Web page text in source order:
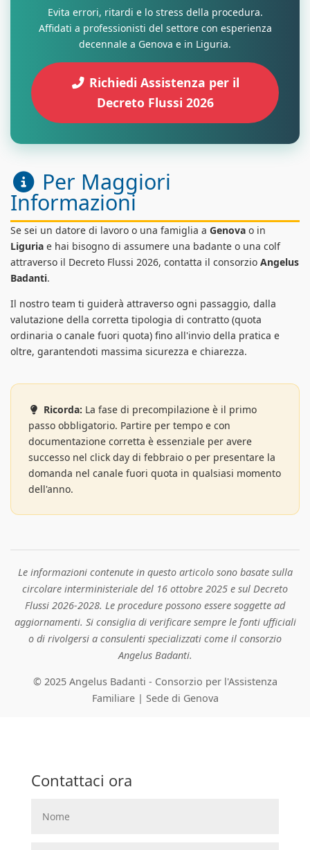
Evita errori, ritardi e lo stress della procedura.
Affidati a professionisti del settore con esperienza
decennale a Genova e in Liguria.
Richiedi Assistenza per il
Decreto Flussi 2026
Per Maggiori
Informazioni
Se sei un datore di lavoro o una famiglia a Genova o in
Liguria e hai bisogno di assumere una badante o una colf
attraverso il Decreto Flussi 2026, contatta il consorzio Angelus
Badanti.
Il nostro team ti guiderà attraverso ogni passaggio, dalla
valutazione della corretta tipologia di contratto (quota
ordinaria o canale fuori quota) fino all'invio della pratica e
oltre, garantendoti massima sicurezza e chiarezza.
Ricorda: La fase di precompilazione è il primo
passo obbligatorio. Partire per tempo e con
documentazione corretta è essenziale per avere
successo nel click day di febbraio o per presentare la
domanda nel canale fuori quota in qualsiasi momento
dell'anno.
Le informazioni contenute in questo articolo sono basate sulla
circolare interministeriale del 16 ottobre 2025 e sul Decreto
Flussi 2026-2028. Le procedure possono essere soggette ad
aggiornamenti. Si consiglia di verificare sempre le fonti ufficiali
o di rivolgersi a consulenti specializzati come il consorzio
Angelus Badanti.
© 2025 Angelus Badanti - Consorzio per l'Assistenza
Familiare | Sede di Genova
Contattaci ora